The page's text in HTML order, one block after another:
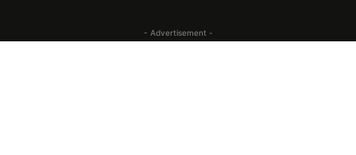
- Advertisement -